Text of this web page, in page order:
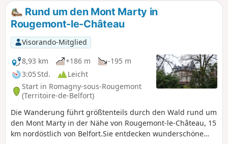
nordöstlich von Belfort. Die Route ist mit einem roten Ring
markiert.Rund um den Mont Marty in
Rougemont-le-Château
Visorando-Mitglied
8,93 km
+186 m
-195 m
3:05 Std.
Leicht
Start in Romagny-sous-Rougemont
(Territoire-de-Belfort)
Die Wanderung führt größtenteils durch den Wald rund um
den Mont Marty in der Nähe von Rougemont-le-Château, 15
km nordöstlich von Belfort.Sie entdecken wunderschöne